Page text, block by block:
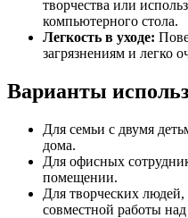
творчества или
компьютерного стола.
Легкость в уходе:
загрязнениям и легко
Варианты
Для семьи с двумя
дома.
Для офисных
помещении.
Для творческих
совместной работы